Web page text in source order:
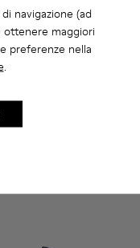
navigazione (ad
ottenere maggiori
preferenze nella
.
- CHF 79
- CHF 99 -20%
finale in base alla taglia